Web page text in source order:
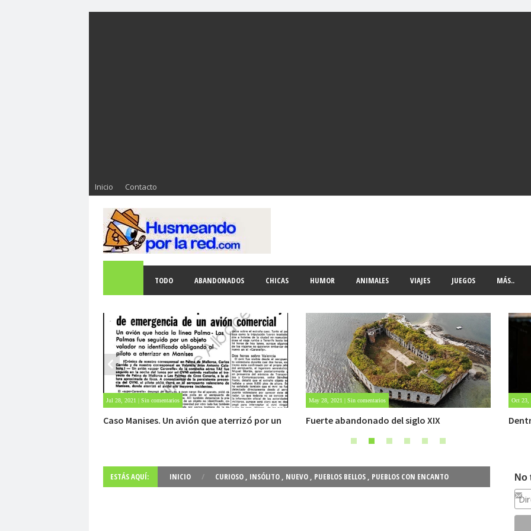
Inicio Contacto
TODO ABANDONADOS CHICAS HUMOR ANIMALES VIAJES JUEGOS MÁS..
May 28, 2021 | Sin comentarios
Fuerte abandonado del siglo XIX
Oct 23, 2020 | Sin comentarios
Dentro de un manicomio abandonado
Oct 22,
ESTÁS AQUÍ: INICIO / CURIOSO , INSÓLITO , NUEVO , PUEBLOS BELLOS , PUEBLOS CON ENCANTO No